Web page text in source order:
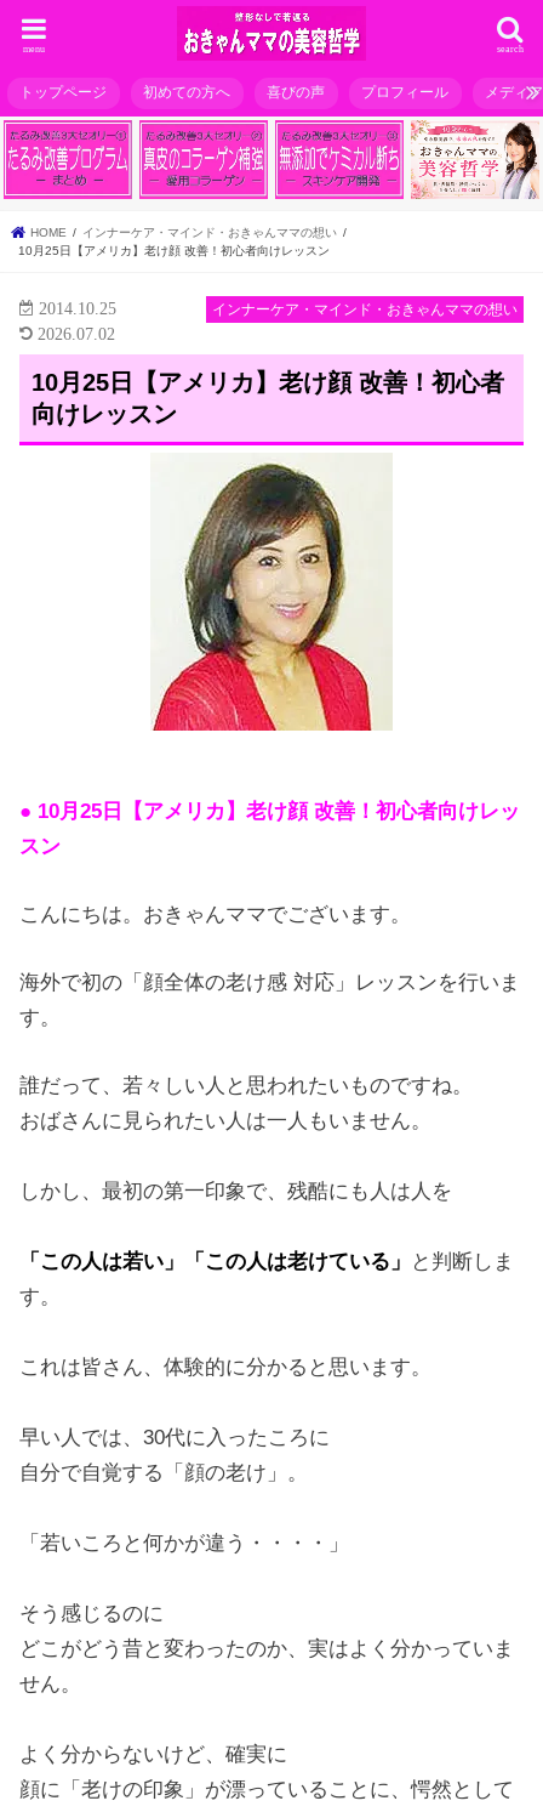
search
menu
トップページ 初めての方へ 喜びの声 プロフィール メディ
HOME
インナーケア・マインド・おきゃんママの想い
10月25日【アメリカ】老け顔 改善！初心者向けレッスン
インナーケア・マインド・おきゃんママの想い
2014.10.25
2026.07.02
10月25日【アメリカ】老け顔 改善！初心者
向けレッスン
● 10月25日【アメリカ】老け顔 改善！初心者向けレッ
スン
こんにちは。おきゃんママでございます。
海外で初の「顔全体の老け感 対応」レッスンを行いま
す。
誰だって、若々しい人と思われたいものですね。
おばさんに見られたい人は一人もいません。
しかし、最初の第一印象で、残酷にも人は人を
「この人は若い」「この人は老けている」
と判断しま
す。
これは皆さん、体験的に分かると思います。
早い人では、30代に入ったころに
自分で自覚する「顔の老け」。
「若いころと何かが違う・・・・」
そう感じるのに
どこがどう昔と変わったのか、実はよく分かっていま
せん。
よく分からないけど、確実に
顔に「老けの印象」が漂っていることに、愕然として